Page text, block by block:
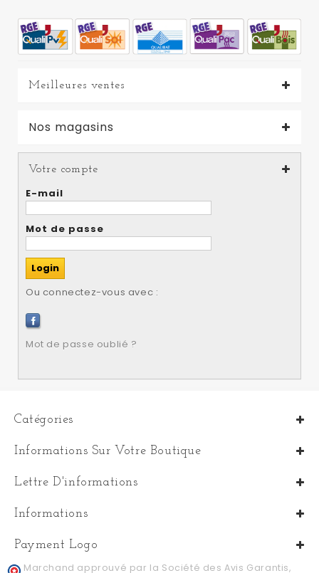
Meilleures ventes
Nos magasins
Votre compte
E-mail
Mot de passe
Ou connectez-vous avec :
Mot de passe oublié ?
Catégories
Informations Sur Votre Boutique
Lettre D'informations
Informations
Payment Logo
Marchand approuvé par la Société des Avis Garantis,